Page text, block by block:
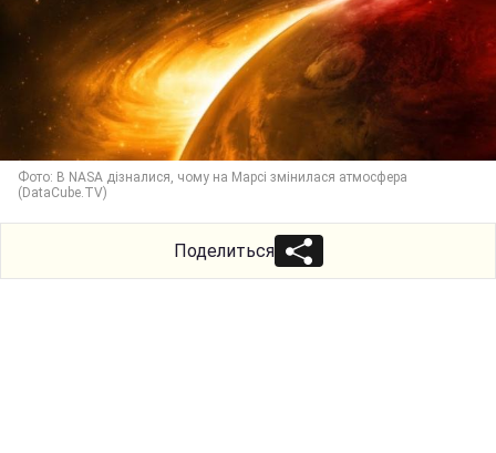
Фото: В NASA дізналися, чому на Марсі змінилася атмосфера
(DataCube.TV)
Поделиться